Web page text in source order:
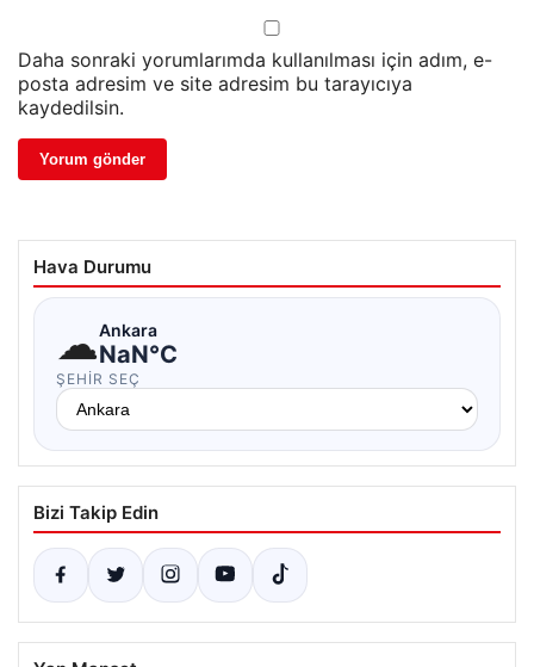
Daha sonraki yorumlarımda kullanılması için adım, e-
posta adresim ve site adresim bu tarayıcıya
kaydedilsin.
Hava Durumu
☁Ankara
NaN°C
ŞEHIR SEÇ
Bizi Takip Edin